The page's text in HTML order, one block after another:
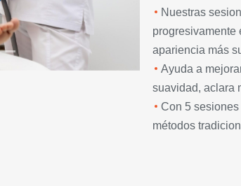
Nuestras
progresivamente
apariencia más
Ayuda a
suavidad, aclara
Con 5
métodos